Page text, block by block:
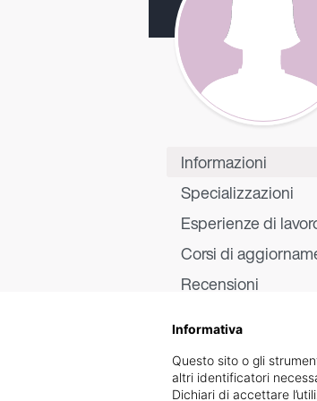
Informazioni
Specializzazioni
Esperienze di
Corsi di
Recensioni
Informativa
Questo sito o gli
altri identificatori
Dichiari di accettare